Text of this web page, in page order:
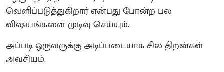
வெளிப்படுத்துகிறார் என்பது போன்ற பல
விஷயங்களை முடிவு செய்யும்.
அப்படி ஒருவருக்கு அடிப்படையாக சில திறன்கள்
அவசியம்.